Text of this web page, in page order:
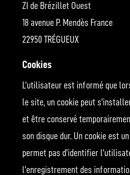
ZI de Brézillet Ouest
18 avenue P. Mendès France
22950 TRÉGUEUX
Cookies
L’utilisateur est informé que
le site, un cookie peut
et être conservé
son disque dur. Un cookie est
permet pas d’identifier
l’enregistrement des